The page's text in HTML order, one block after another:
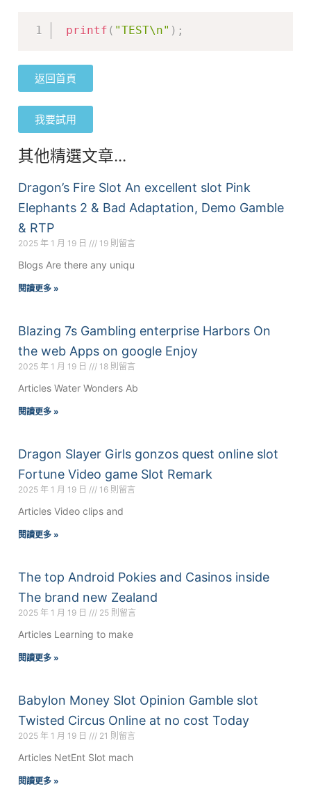
printf ( "TEST\n" ) ;
返回首頁
我要試用
其他精選文章...
Dragon’s Fire Slot An excellent slot Pink
Elephants 2 & Bad Adaptation, Demo Gamble
& RTP
2025 年 1 月 19 日 19 則留言
Blogs Are there any uniqu
閱讀更多 »
Blazing 7s Gambling enterprise Harbors On
the web Apps on google Enjoy
2025 年 1 月 19 日 18 則留言
Articles Water Wonders Ab
閱讀更多 »
Dragon Slayer Girls gonzos quest online slot
Fortune Video game Slot Remark
2025 年 1 月 19 日 16 則留言
Articles Video clips and
閱讀更多 »
The top Android Pokies and Casinos inside
The brand new Zealand
2025 年 1 月 19 日 25 則留言
Articles Learning to make
閱讀更多 »
Babylon Money Slot Opinion Gamble slot
Twisted Circus Online at no cost Today
2025 年 1 月 19 日 21 則留言
Articles NetEnt Slot mach
閱讀更多 »